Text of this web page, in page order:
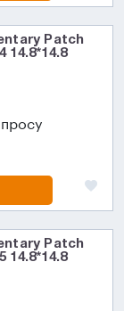
Patch
14.8*14.8
Patch
14.8*14.8